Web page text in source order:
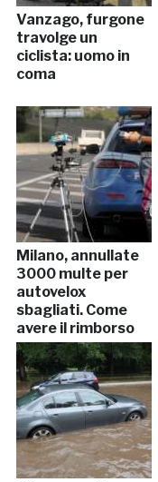
Vanzago, furgone
travolge un
ciclista: uomo in
coma
Milano, annullate
3000 multe per
autovelox
sbagliati. Come
avere il rimborso